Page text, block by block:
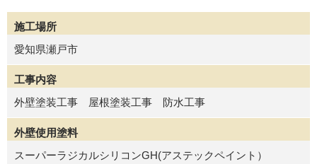
施工場所
愛知県瀬戸市
工事内容
外壁塗装工事 屋根塗装工事 防水工事
外壁使用塗料
スーパーラジカルシリコンGH(アステックペイント）